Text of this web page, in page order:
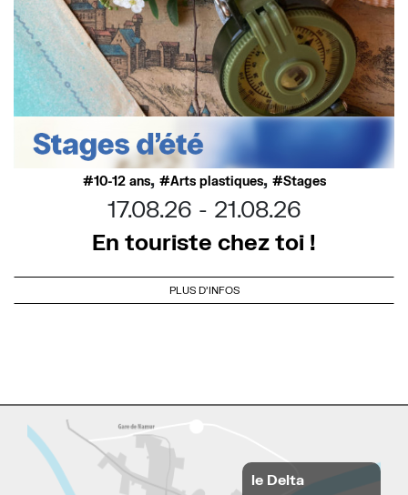
10-12 ans, Arts plastiques, Stages
17.08.26
21.08.26
En touriste chez toi !
PLUS D'INFOS
le Delta